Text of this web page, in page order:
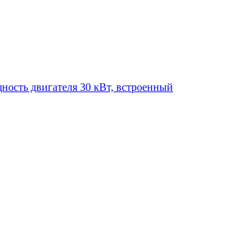
двигателя 30 кВт, встроенный